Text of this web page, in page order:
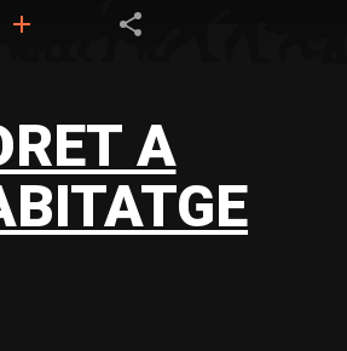
A